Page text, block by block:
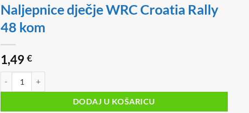
Naljepnice dječje WRC Croatia Rally
48 kom
1,49 €
DODAJ U KOŠARICU